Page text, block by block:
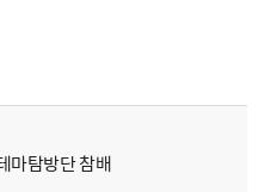
마탐방단 참배